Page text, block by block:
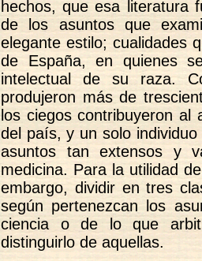
hechos, que esa literatura
de los asuntos que
elegante estilo; cualidades
de España, en quienes
intelectual de su raza.
produjeron más de
los ciegos contribuyeron al
del país, y un solo
asuntos tan extensos y
medicina. Para la utilidad
embargo, dividir en tres
según pertenezcan los
ciencia o de lo que
distinguirlo de aquellas.